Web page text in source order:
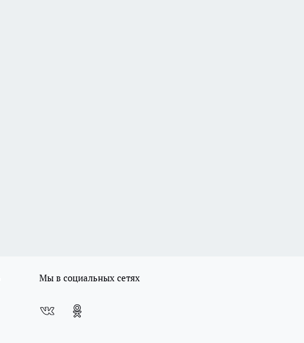
Мы в социальных сетях